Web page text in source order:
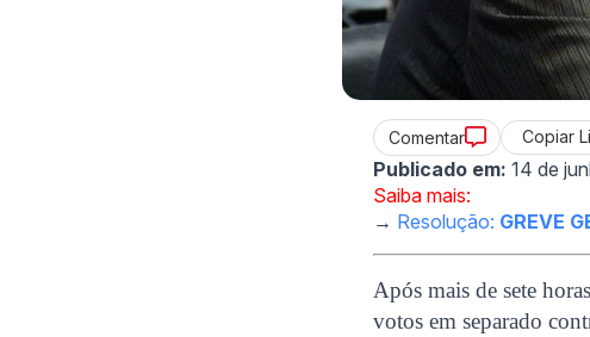
Comentar Copiar
Publicado em: 14 de
Saiba mais:
→ Resolução: GREVE
Após mais de sete
votos em separado